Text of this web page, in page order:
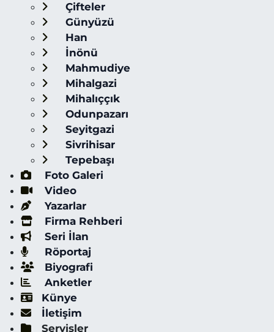
Çifteler
Günyüzü
Han
İnönü
Mahmudiye
Mihalgazi
Mihalıççık
Odunpazarı
Seyitgazi
Sivrihisar
Tepebaşı
Foto Galeri
Video
Yazarlar
Firma Rehberi
Seri İlan
Röportaj
Biyografi
Anketler
Künye
İletişim
Servisler